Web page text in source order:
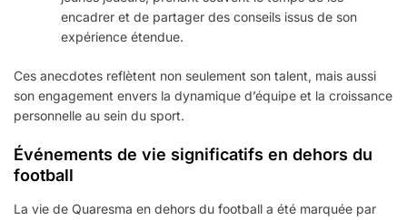
encadrer et de partager des conseils issus de son
expérience étendue.
Ces anecdotes reflètent non seulement son talent, mais aussi
son engagement envers la dynamique d’équipe et la croissance
personnelle au sein du sport.
Événements de vie significatifs en dehors du
football
La vie de Quaresma en dehors du football a été marquée par